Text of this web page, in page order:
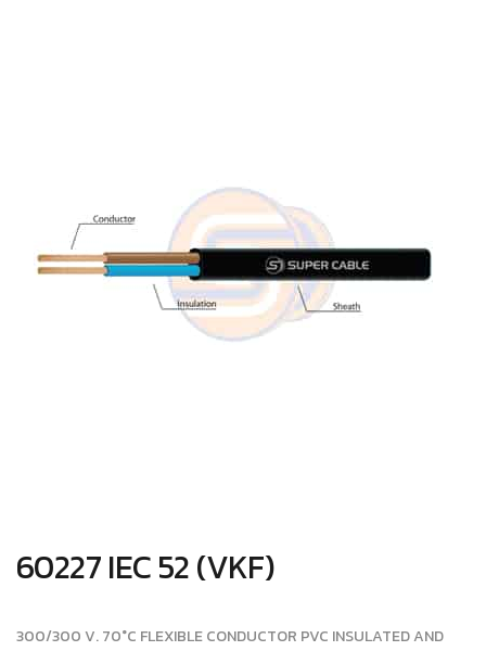
60227 IEC 52 (VKF)
300/300 V. 70°C FLEXIBLE CONDUCTOR PVC INSULATED AND